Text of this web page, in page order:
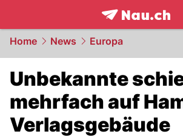
frontpage.
Home News Europa
Unbekannte
mehrfach auf
Verlagsgebäude